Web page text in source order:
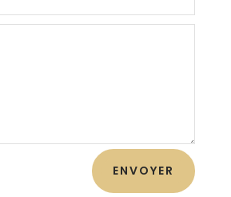
ENVOYER